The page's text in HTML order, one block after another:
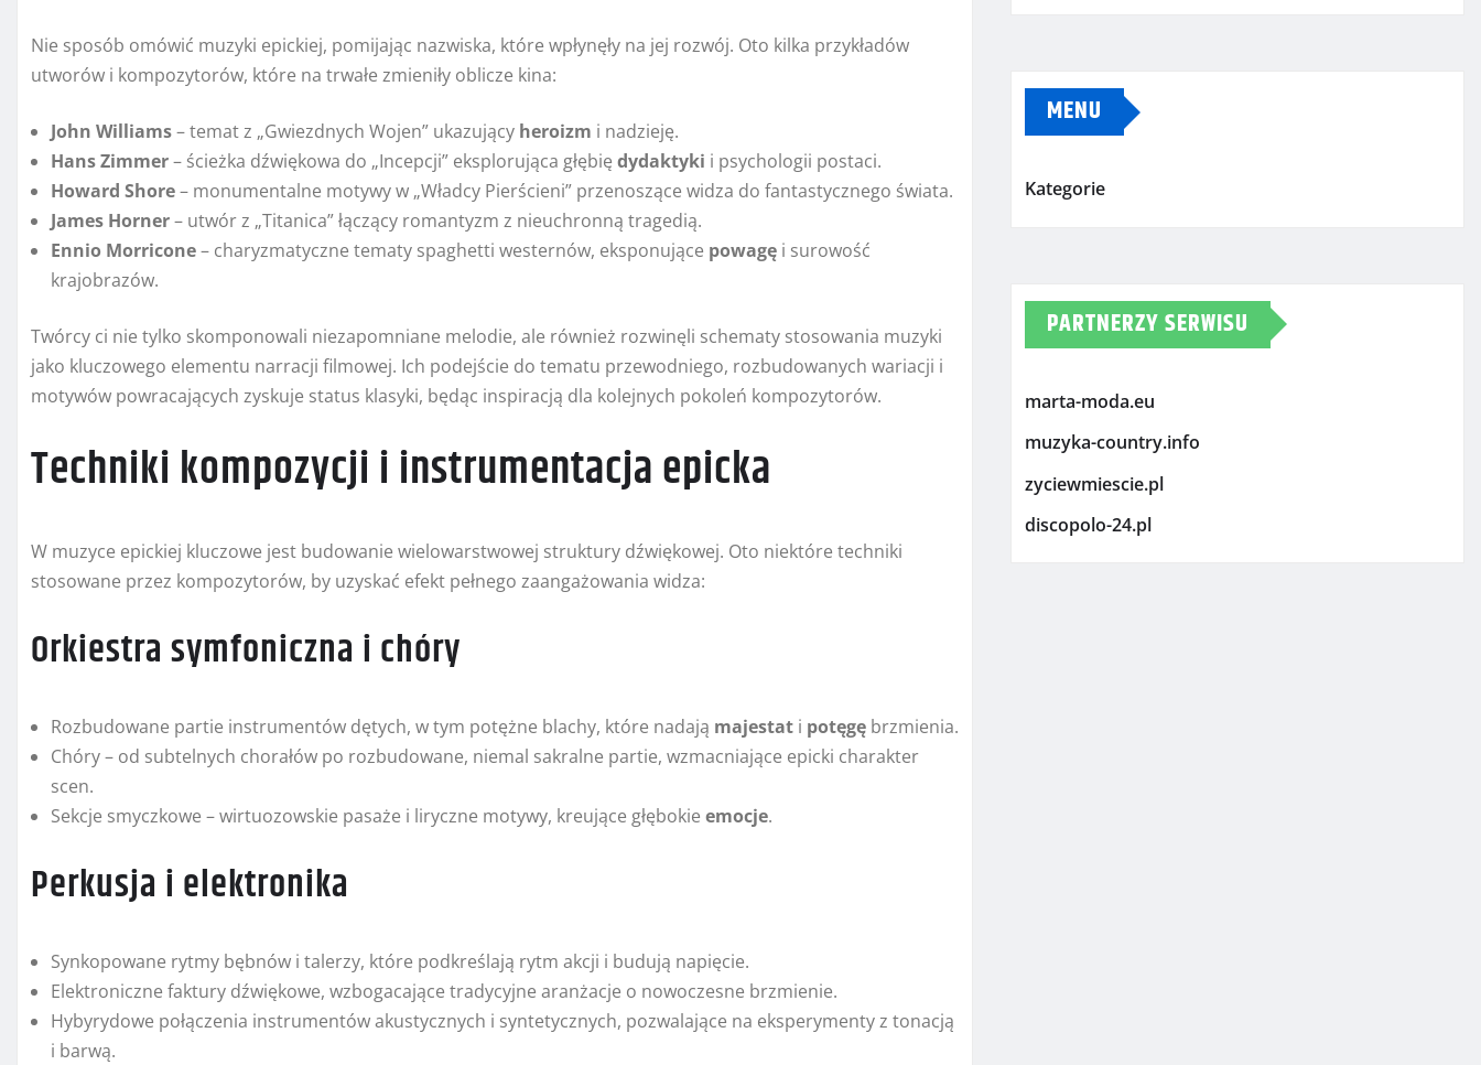
Nie sposób omówić muzyki epickiej, pomijając nazwiska, które wpłynęły na jej rozwój. Oto kilka przykładów
utworów i kompozytorów, które na trwałe zmieniły oblicze kina:
John Williams– temat z „Gwiezdnych Wojen” ukazujący heroizm i nadzieję.
Hans Zimmer– ścieżka dźwiękowa do „Incepcji” eksplorująca głębię dydaktyki i psychologii postaci.
Howard Shore– monumentalne motywy w „Władcy Pierścieni” przenoszące widza do fantastycznego świata.
James Horner– utwór z „Titanica” łączący romantyzm z nieuchronną tragedią.
Ennio Morricone– charyzmatyczne tematy spaghetti westernów, eksponujące powagę i surowość
krajobrazów.
Twórcy ci nie tylko skomponowali niezapomniane melodie, ale również rozwinęli schematy stosowania muzyki
jako kluczowego elementu narracji filmowej. Ich podejście do tematu przewodniego, rozbudowanych wariacji i
motywów powracających zyskuje status klasyki, będąc inspiracją dla kolejnych pokoleń kompozytorów.
Techniki kompozycji i instrumentacja epicka
W muzyce epickiej kluczowe jest budowanie wielowarstwowej struktury dźwiękowej. Oto niektóre techniki
stosowane przez kompozytorów, by uzyskać efekt pełnego zaangażowania widza:
Orkiestra symfoniczna i chóry
Rozbudowane partie instrumentów dętych, w tym potężne blachy, które nadają majestat i potęgę brzmienia.
Chóry – od subtelnych chorałów po rozbudowane, niemal sakralne partie, wzmacniające epicki charakter
scen.
Sekcje smyczkowe – wirtuozowskie pasaże i liryczne motywy, kreujące głębokie emocje.
Perkusja i elektronika
Synkopowane rytmy bębnów i talerzy, które podkreślają rytm akcji i budują napięcie.
Elektroniczne faktury dźwiękowe, wzbogacające tradycyjne aranżacje o nowoczesne brzmienie.
Hybyrydowe połączenia instrumentów akustycznych i syntetycznych, pozwalające na eksperymenty z tonacją
i barwą.
MENU
Kategorie
PARTNERZY SERWISU
marta-moda.eu
muzyka-country.info
zyciewmiescie.pl
discopolo-24.pl